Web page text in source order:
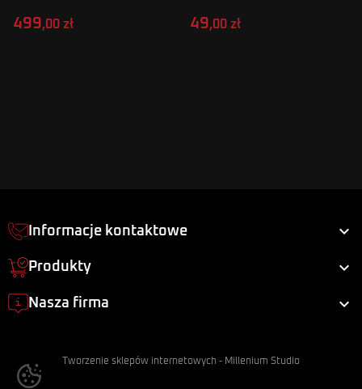
499,00 zł 49,00 zł
Informacje kontaktowe 
Produkty 
Nasza firma 
Tworzenie sklepów internetowych - Millenium Studio